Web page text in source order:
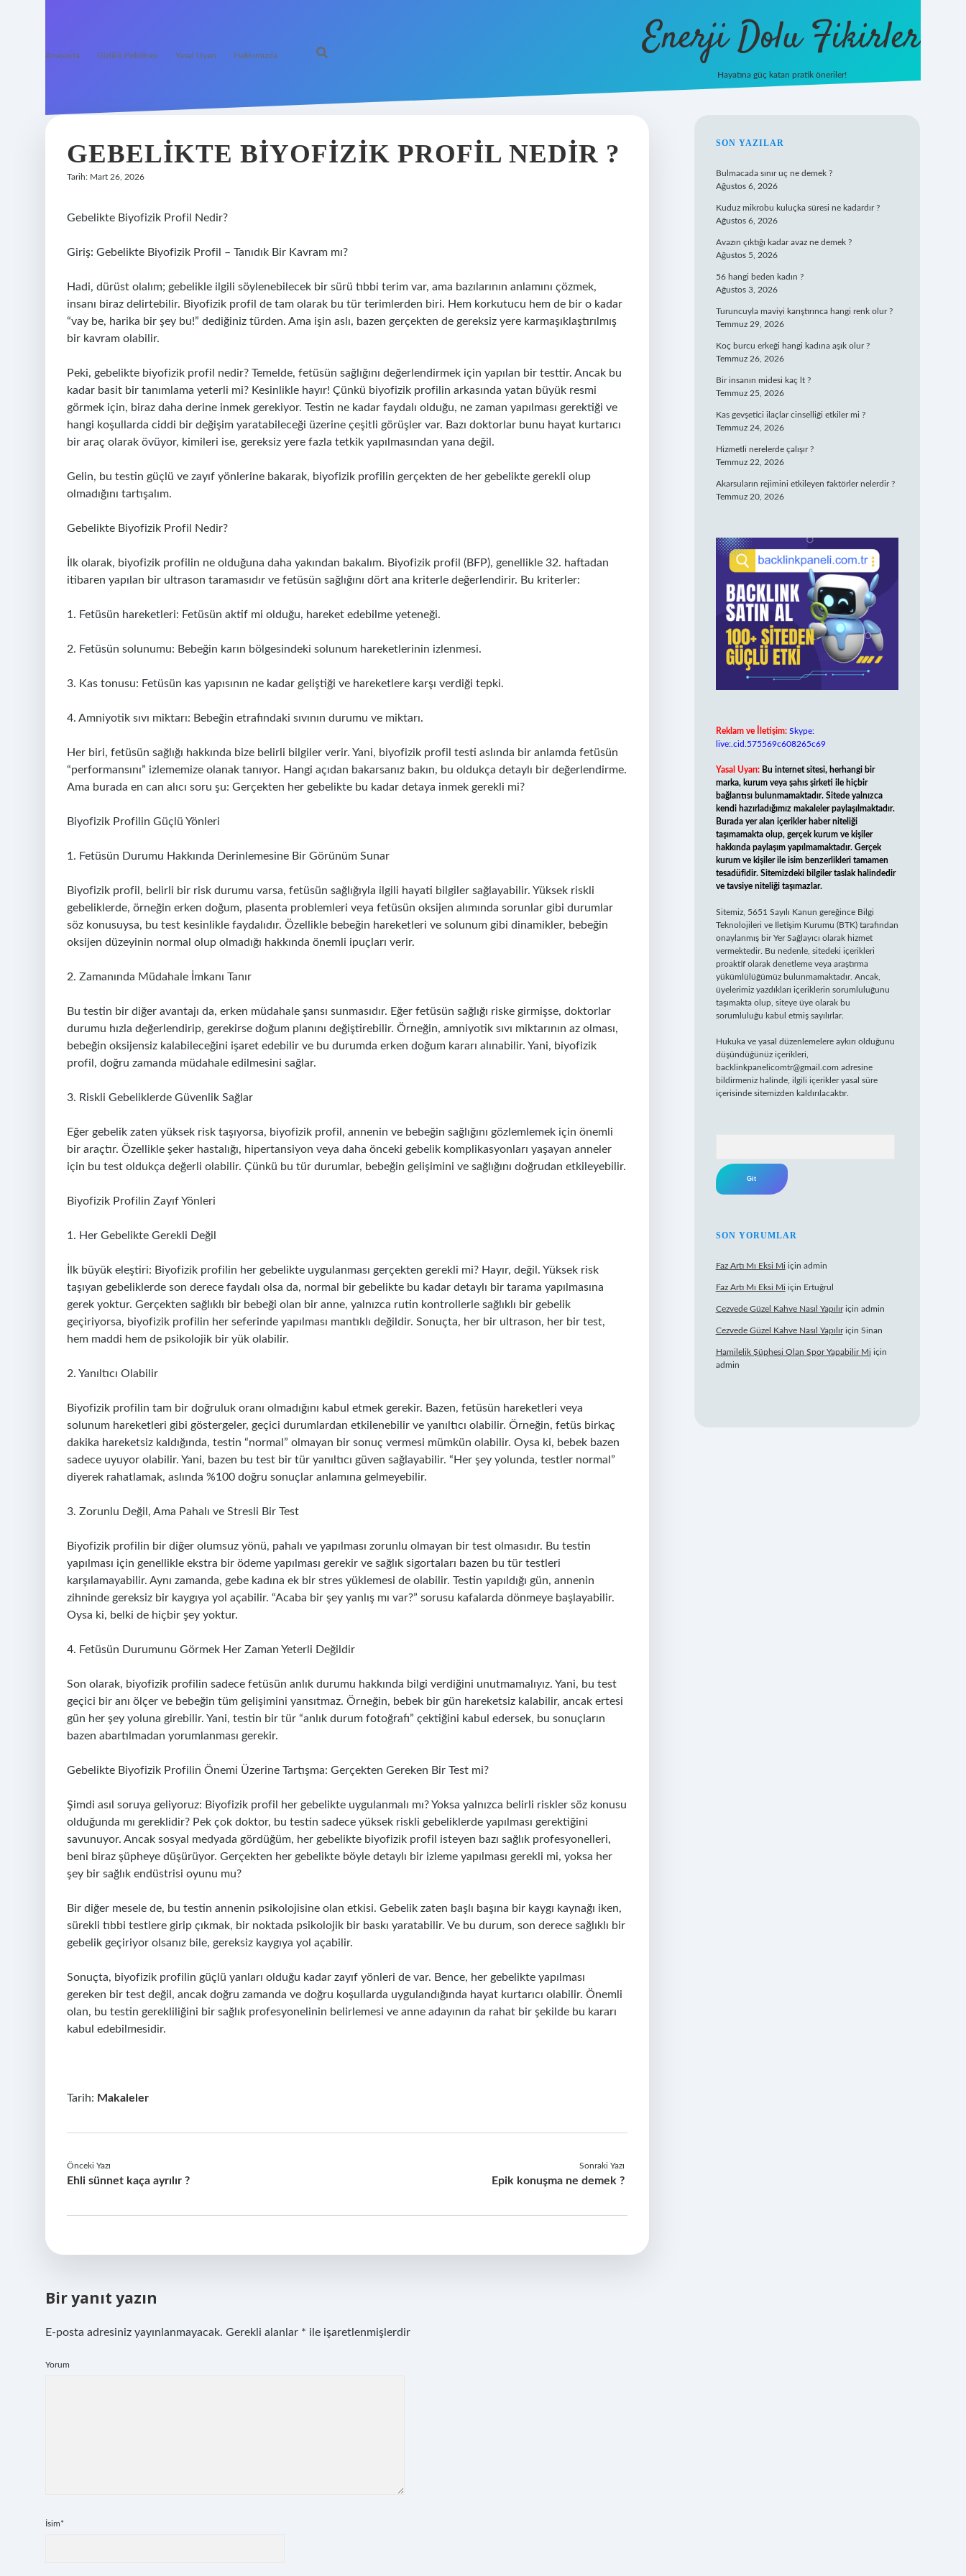
Anasayfa Gizlilik Politikası Yasal Uyarı Hakkımızda Enerji Dolu Fikirler
Hayatına güç katan pratik öneriler!
GEBELIKTE BIYOFIZIK PROFIL NEDIR ?
Tarih: Mart 26, 2026
Gebelikte Biyofizik Profil Nedir?
Giriş: Gebelikte Biyofizik Profil – Tanıdık Bir Kavram mı?
Hadi, dürüst olalım; gebelikle ilgili söylenebilecek bir sürü tıbbi terim var, ama bazılarının anlamını çözmek,
insanı biraz delirtebilir. Biyofizik profil de tam olarak bu tür terimlerden biri. Hem korkutucu hem de bir o kadar
“vay be, harika bir şey bu!” dediğiniz türden. Ama işin aslı, bazen gerçekten de gereksiz yere karmaşıklaştırılmış
bir kavram olabilir.
Peki, gebelikte biyofizik profil nedir? Temelde, fetüsün sağlığını değerlendirmek için yapılan bir testtir. Ancak bu
kadar basit bir tanımlama yeterli mi? Kesinlikle hayır! Çünkü biyofizik profilin arkasında yatan büyük resmi
görmek için, biraz daha derine inmek gerekiyor. Testin ne kadar faydalı olduğu, ne zaman yapılması gerektiği ve
hangi koşullarda ciddi bir değişim yaratabileceği üzerine çeşitli görüşler var. Bazı doktorlar bunu hayat kurtarıcı
bir araç olarak övüyor, kimileri ise, gereksiz yere fazla tetkik yapılmasından yana değil.
Gelin, bu testin güçlü ve zayıf yönlerine bakarak, biyofizik profilin gerçekten de her gebelikte gerekli olup
olmadığını tartışalım.
Gebelikte Biyofizik Profil Nedir?
İlk olarak, biyofizik profilin ne olduğuna daha yakından bakalım. Biyofizik profil (BFP), genellikle 32. haftadan
itibaren yapılan bir ultrason taramasıdır ve fetüsün sağlığını dört ana kriterle değerlendirir. Bu kriterler:
1. Fetüsün hareketleri: Fetüsün aktif mi olduğu, hareket edebilme yeteneği.
2. Fetüsün solunumu: Bebeğin karın bölgesindeki solunum hareketlerinin izlenmesi.
3. Kas tonusu: Fetüsün kas yapısının ne kadar geliştiği ve hareketlere karşı verdiği tepki.
4. Amniyotik sıvı miktarı: Bebeğin etrafındaki sıvının durumu ve miktarı.
Her biri, fetüsün sağlığı hakkında bize belirli bilgiler verir. Yani, biyofizik profil testi aslında bir anlamda fetüsün
“performansını” izlememize olanak tanıyor. Hangi açıdan bakarsanız bakın, bu oldukça detaylı bir değerlendirme.
Ama burada en can alıcı soru şu: Gerçekten her gebelikte bu kadar detaya inmek gerekli mi?
Biyofizik Profilin Güçlü Yönleri
1. Fetüsün Durumu Hakkında Derinlemesine Bir Görünüm Sunar
Biyofizik profil, belirli bir risk durumu varsa, fetüsün sağlığıyla ilgili hayati bilgiler sağlayabilir. Yüksek riskli
gebeliklerde, örneğin erken doğum, plasenta problemleri veya fetüsün oksijen alımında sorunlar gibi durumlar
söz konusuysa, bu test kesinlikle faydalıdır. Özellikle bebeğin hareketleri ve solunum gibi dinamikler, bebeğin
oksijen düzeyinin normal olup olmadığı hakkında önemli ipuçları verir.
2. Zamanında Müdahale İmkanı Tanır
Bu testin bir diğer avantajı da, erken müdahale şansı sunmasıdır. Eğer fetüsün sağlığı riske girmişse, doktorlar
durumu hızla değerlendirip, gerekirse doğum planını değiştirebilir. Örneğin, amniyotik sıvı miktarının az olması,
bebeğin oksijensiz kalabileceğini işaret edebilir ve bu durumda erken doğum kararı alınabilir. Yani, biyofizik
profil, doğru zamanda müdahale edilmesini sağlar.
3. Riskli Gebeliklerde Güvenlik Sağlar
Eğer gebelik zaten yüksek risk taşıyorsa, biyofizik profil, annenin ve bebeğin sağlığını gözlemlemek için önemli
bir araçtır. Özellikle şeker hastalığı, hipertansiyon veya daha önceki gebelik komplikasyonları yaşayan anneler
için bu test oldukça değerli olabilir. Çünkü bu tür durumlar, bebeğin gelişimini ve sağlığını doğrudan etkileyebilir.
Biyofizik Profilin Zayıf Yönleri
1. Her Gebelikte Gerekli Değil
İlk büyük eleştiri: Biyofizik profilin her gebelikte uygulanması gerçekten gerekli mi? Hayır, değil. Yüksek risk
taşıyan gebeliklerde son derece faydalı olsa da, normal bir gebelikte bu kadar detaylı bir tarama yapılmasına
gerek yoktur. Gerçekten sağlıklı bir bebeği olan bir anne, yalnızca rutin kontrollerle sağlıklı bir gebelik
geçiriyorsa, biyofizik profilin her seferinde yapılması mantıklı değildir. Sonuçta, her bir ultrason, her bir test,
hem maddi hem de psikolojik bir yük olabilir.
2. Yanıltıcı Olabilir
Biyofizik profilin tam bir doğruluk oranı olmadığını kabul etmek gerekir. Bazen, fetüsün hareketleri veya
solunum hareketleri gibi göstergeler, geçici durumlardan etkilenebilir ve yanıltıcı olabilir. Örneğin, fetüs birkaç
dakika hareketsiz kaldığında, testin “normal” olmayan bir sonuç vermesi mümkün olabilir. Oysa ki, bebek bazen
sadece uyuyor olabilir. Yani, bazen bu test bir tür yanıltıcı güven sağlayabilir. “Her şey yolunda, testler normal”
diyerek rahatlamak, aslında %100 doğru sonuçlar anlamına gelmeyebilir.
3. Zorunlu Değil, Ama Pahalı ve Stresli Bir Test
Biyofizik profilin bir diğer olumsuz yönü, pahalı ve yapılması zorunlu olmayan bir test olmasıdır. Bu testin
yapılması için genellikle ekstra bir ödeme yapılması gerekir ve sağlık sigortaları bazen bu tür testleri
karşılamayabilir. Aynı zamanda, gebe kadına ek bir stres yüklemesi de olabilir. Testin yapıldığı gün, annenin
zihninde gereksiz bir kaygıya yol açabilir. “Acaba bir şey yanlış mı var?” sorusu kafalarda dönmeye başlayabilir.
Oysa ki, belki de hiçbir şey yoktur.
4. Fetüsün Durumunu Görmek Her Zaman Yeterli Değildir
Son olarak, biyofizik profilin sadece fetüsün anlık durumu hakkında bilgi verdiğini unutmamalıyız. Yani, bu test
geçici bir anı ölçer ve bebeğin tüm gelişimini yansıtmaz. Örneğin, bebek bir gün hareketsiz kalabilir, ancak ertesi
gün her şey yoluna girebilir. Yani, testin bir tür “anlık durum fotoğrafı” çektiğini kabul edersek, bu sonuçların
bazen abartılmadan yorumlanması gerekir.
Gebelikte Biyofizik Profilin Önemi Üzerine Tartışma: Gerçekten Gereken Bir Test mi?
Şimdi asıl soruya geliyoruz: Biyofizik profil her gebelikte uygulanmalı mı? Yoksa yalnızca belirli riskler söz konusu
olduğunda mı gereklidir? Pek çok doktor, bu testin sadece yüksek riskli gebeliklerde yapılması gerektiğini
savunuyor. Ancak sosyal medyada gördüğüm, her gebelikte biyofizik profil isteyen bazı sağlık profesyonelleri,
beni biraz şüpheye düşürüyor. Gerçekten her gebelikte böyle detaylı bir izleme yapılması gerekli mi, yoksa her
şey bir sağlık endüstrisi oyunu mu?
Bir diğer mesele de, bu testin annenin psikolojisine olan etkisi. Gebelik zaten başlı başına bir kaygı kaynağı iken,
sürekli tıbbi testlere girip çıkmak, bir noktada psikolojik bir baskı yaratabilir. Ve bu durum, son derece sağlıklı bir
gebelik geçiriyor olsanız bile, gereksiz kaygıya yol açabilir.
Sonuçta, biyofizik profilin güçlü yanları olduğu kadar zayıf yönleri de var. Bence, her gebelikte yapılması
gereken bir test değil, ancak doğru zamanda ve doğru koşullarda uygulandığında hayat kurtarıcı olabilir. Önemli
olan, bu testin gerekliliğini bir sağlık profesyonelinin belirlemesi ve anne adayının da rahat bir şekilde bu kararı
kabul edebilmesidir.
Tarih: Makaleler
Önceki Yazı
Ehli sünnet kaça ayrılır ?
Sonraki Yazı
Epik konuşma ne demek ?
Bir yanıt yazın
E-posta adresiniz yayınlanmayacak. Gerekli alanlar * ile işaretlenmişlerdir
Yorum
İsim*
SIDEBAR
SON YAZILAR
Bulmacada sınır uç ne demek ?
Ağustos 6, 2026
Kuduz mikrobu kuluçka süresi ne kadardır ?
Ağustos 6, 2026
Avazın çıktığı kadar avaz ne demek ?
Ağustos 5, 2026
56 hangi beden kadın ?
Ağustos 3, 2026
Turuncuyla maviyi karıştırınca hangi renk olur ?
Temmuz 29, 2026
Koç burcu erkeği hangi kadına aşık olur ?
Temmuz 26, 2026
Bir insanın midesi kaç lt ?
Temmuz 25, 2026
Kas gevşetici ilaçlar cinselliği etkiler mi ?
Temmuz 24, 2026
Hizmetli nerelerde çalışır ?
Temmuz 22, 2026
Akarsuların rejimini etkileyen faktörler nelerdir ?
Temmuz 20, 2026
Reklam ve İletişim: Skype:
live:.cid.575569c608265c69
Yasal Uyarı: Bu internet sitesi, herhangi bir
marka, kurum veya şahıs şirketi ile hiçbir
bağlantısı bulunmamaktadır. Sitede yalnızca
kendi hazırladığımız makaleler paylaşılmaktadır.
Burada yer alan içerikler haber niteliği
taşımamakta olup, gerçek kurum ve kişiler
hakkında paylaşım yapılmamaktadır. Gerçek
kurum ve kişiler ile isim benzerlikleri tamamen
tesadüfidir. Sitemizdeki bilgiler taslak halindedir
ve tavsiye niteliği taşımazlar.
Sitemiz, 5651 Sayılı Kanun gereğince Bilgi
Teknolojileri ve İletişim Kurumu (BTK) tarafından
onaylanmış bir Yer Sağlayıcı olarak hizmet
vermektedir. Bu nedenle, sitedeki içerikleri
proaktif olarak denetleme veya araştırma
yükümlülüğümüz bulunmamaktadır. Ancak,
üyelerimiz yazdıkları içeriklerin sorumluluğunu
taşımakta olup, siteye üye olarak bu
sorumluluğu kabul etmiş sayılırlar.
Hukuka ve yasal düzenlemelere aykırı olduğunu
düşündüğünüz içerikleri,
backlinkpanelicomtr@gmail.com adresine
bildirmeniz halinde, ilgili içerikler yasal süre
içerisinde sitemizden kaldırılacaktır.
SON YORUMLAR
Faz Artı Mı Eksi Mi için admin
Faz Artı Mı Eksi Mi için Ertuğrul
Cezvede Güzel Kahve Nasıl Yapılıriçin admin
Cezvede Güzel Kahve Nasıl Yapılıriçin Sinan
Hamilelik Şüphesi Olan Spor Yapabilir Mi için
admin